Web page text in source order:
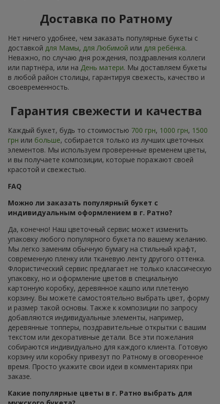
Доставка по Ратному
Нет ничего удобнее, чем заказать популярные букеты с
доставкой для Мамы, для Любимой или для ребёнка.
Неважно, по случаю дня рождения, поздравления коллеги
или партнёра, или на День матери. Мы доставляем букеты
в любой район столицы, гарантируя свежесть, качество и
своевременность.
Гарантия свежести и качества
Каждый букет, будь то стоимостью 700 грн, 1000 грн, 1500
грн или больше, собирается только из лучших цветочных
элементов. Мы используем проверенные временем цветы,
и вы получаете композиции, которые поражают своей
красотой и свежестью.
FAQ
Можно ли заказать популярный букет с
индивидуальным оформлением в г. Ратно?
Да, конечно! Наш цветочный сервис может изменить
упаковку любого популярного букета по вашему желанию.
Мы легко заменим обычную бумагу на стильный крафт,
современную пленку или тканевую ленту другого оттенка.
Флористический сервис предлагает не только классическую
упаковку, но и оформление цветов в специальную
картонную коробку, деревянное кашпо или плетеную
корзину. Вы можете самостоятельно выбрать цвет, форму
и размер такой основы. Также к композиции по запросу
добавляются индивидуальные элементы, например,
деревянные топперы, поздравительные открытки с вашим
текстом или декоративные детали. Все эти пожелания
собираются индивидуально для каждого клиента. Готовую
корзину или коробку привезут по Ратному в оговоренное
время. Просто укажите свои идеи в комментариях при
заказе.
Какие популярные цветы в г. Ратно выбрать для